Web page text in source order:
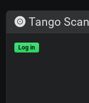
Tango Scan
Log in